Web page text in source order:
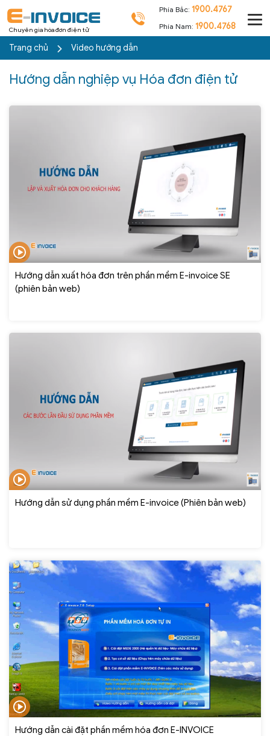
Chuyên gia hóa đơn điện tử
Phía Bắc: 1900.4767
Phía Nam: 1900.4768
Trang chủ Video hướng dẫn
Hướng dẫn nghiệp vụ Hóa đơn điện tử
Hướng dẫn xuất hóa đơn trên phần mềm E-invoice SE
(phiên bản web)
Hướng dẫn sử dụng phần mềm E-invoice (Phiên bản web)
Hướng dẫn cài đặt phần mềm hóa đơn E-INVOICE